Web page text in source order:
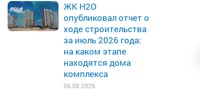
ЖК H2O
опубликовал отчет о
ходе строительства
за июль 2026 года:
на каком этапе
находятся дома
комплекса
06.08.2026